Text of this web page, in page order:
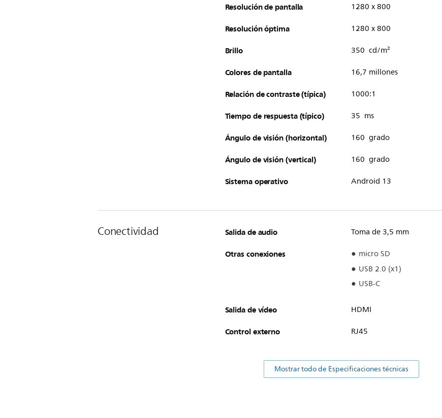
Resolución de pantalla 1280 x 800
Resolución óptima 1280 x 800
Brillo 350 cd/m²
Colores de pantalla 16,7 millones
Relación de contraste (típica) 1000:1
Tiempo de respuesta (típico) 35 ms
Ángulo de visión (horizontal) 160 grado
Ángulo de visión (vertical) 160 grado
Sistema operativo Android 13
Conectividad Salida de audio Toma de 3,5 mm
Otras conexiones
micro SD
USB 2.0 (x1)
USB-C
Salida de vídeo HDMI
Control externo RJ45
Mostrar todo de Especificaciones técnicas